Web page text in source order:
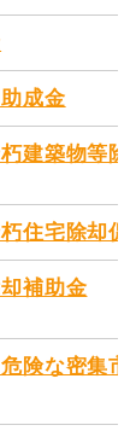
成金
建築物等除
住宅除却
補助金
険な密集